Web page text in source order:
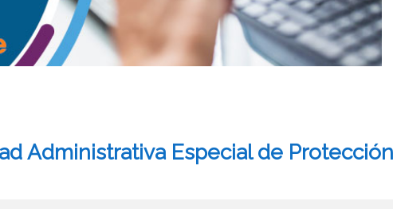
Administrativa Especial de Protección